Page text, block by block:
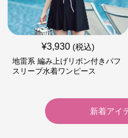
¥3,930 (税込)
地雷系 編み上げリボン付きパフ
スリーブ水着ワンピース
新着アイ